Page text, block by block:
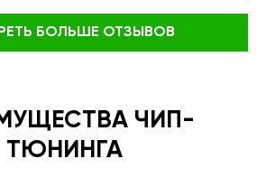
БОЛЬШЕ ОТЗЫВОВ
ЧИП-
ТЮНИНГА